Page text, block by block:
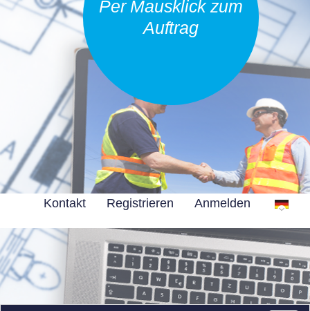
Per Mausklick zum
Auftrag
Kontakt Registrieren Anmelden